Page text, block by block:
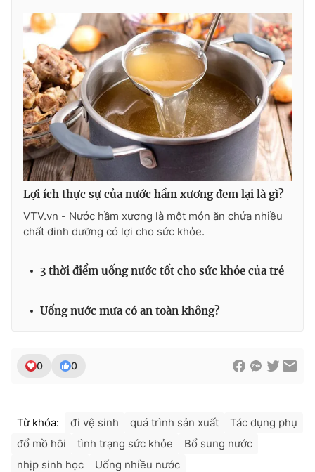
Email:toasoan@vtv.vn
Liên hệ quảng cáo:024-7300.7108
thông tin từ website này.
Lợi ích thực sự của nước hầm xương đem lại là gì?
VTV.vn - Nước hầm xương là một món ăn chứa nhiều
chất dinh dưỡng có lợi cho sức khỏe.
3 thời điểm uống nước tốt cho sức khỏe của trẻ
Uống nước mưa có an toàn không?
0 0
Từ khóa: đi vệ sinh quá trình sản xuất
Tác dụng phụ
đổ mồ hôi
tình trạng sức khỏe
Bổ sung nước
nhịp sinh học
Uống nhiều nước